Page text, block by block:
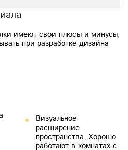
имеют свои плюсы и минусы,
при разработке дизайна
Визуальное
расширение
пространства. Хорошо
работают в комнатах с